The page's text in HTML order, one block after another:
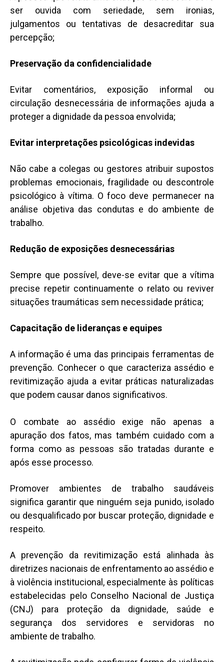
ser ouvida com seriedade, sem ironias,
julgamentos ou tentativas de desacreditar sua
percepção;
Preservação da confidencialidade
Evitar comentários, exposição informal ou
circulação desnecessária de informações ajuda a
proteger a dignidade da pessoa envolvida;
Evitar interpretações psicológicas indevidas
Não cabe a colegas ou gestores atribuir supostos
problemas emocionais, fragilidade ou descontrole
psicológico à vítima. O foco deve permanecer na
análise objetiva das condutas e do ambiente de
trabalho.
Redução de exposições desnecessárias
Sempre que possível, deve-se evitar que a vítima
precise repetir continuamente o relato ou reviver
situações traumáticas sem necessidade prática;
Capacitação de lideranças e equipes
A informação é uma das principais ferramentas de
prevenção. Conhecer o que caracteriza assédio e
revitimização ajuda a evitar práticas naturalizadas
que podem causar danos significativos.
O combate ao assédio exige não apenas a
apuração dos fatos, mas também cuidado com a
forma como as pessoas são tratadas durante e
após esse processo.
Promover ambientes de trabalho saudáveis
significa garantir que ninguém seja punido, isolado
ou desqualificado por buscar proteção, dignidade e
respeito.
A prevenção da revitimização está alinhada às
diretrizes nacionais de enfrentamento ao assédio e
à violência institucional, especialmente às políticas
estabelecidas pelo Conselho Nacional de Justiça
(CNJ) para proteção da dignidade, saúde e
segurança dos servidores e servidoras no
ambiente de trabalho.